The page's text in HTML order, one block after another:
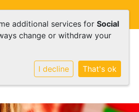
Contact
additional services for Social
change or withdraw your
I decline That's ok